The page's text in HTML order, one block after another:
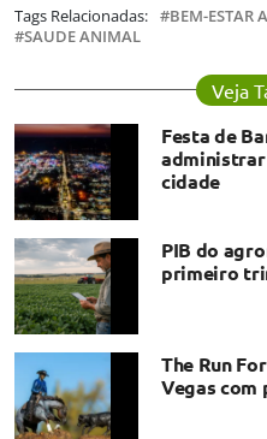
Tags Relacionadas: BEM-ESTAR
SAUDE ANIMAL
Veja
Festa de
cidade
PIB do
primeiro
The Run
Vegas com